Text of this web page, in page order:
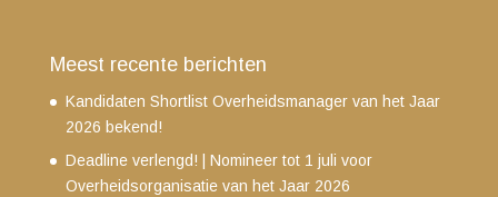
Meest recente berichten
Kandidaten Shortlist Overheidsmanager van het Jaar
2026 bekend!
Deadline verlengd! | Nomineer tot 1 juli voor
Overheidsorganisatie van het Jaar 2026